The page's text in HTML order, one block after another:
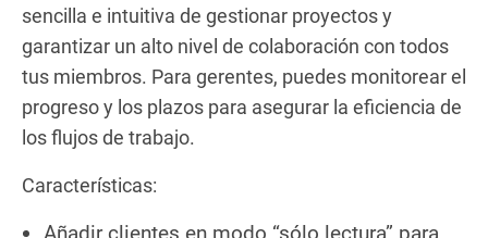
sencilla e intuitiva de gestionar proyectos y
garantizar un alto nivel de colaboración con todos
tus miembros. Para gerentes, puedes monitorear el
progreso y los plazos para asegurar la eficiencia de
los flujos de trabajo.
Características:
Añadir clientes en modo “sólo lectura” para